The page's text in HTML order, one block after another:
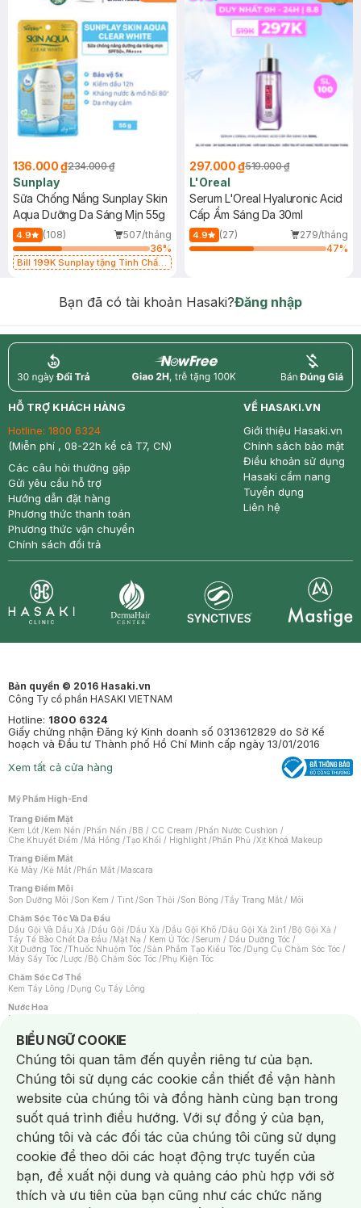
136.000 ₫234.000 ₫
Sunplay
Sữa Chống Nắng Sunplay Skin
Aqua Dưỡng Da Sáng Mịn 55g
4.9 (108)
507/tháng
36%
Bill 199K Sunplay tặng Tinh Chất
297.000 ₫519.000 ₫
L'Oreal
Serum L'Oreal Hyaluronic Acid
Cấp Ẩm Sáng Da 30ml
4.9 (27)
279/tháng
47%
Bạn đã có tài khoản Hasaki?Đăng nhập
return nowfree price
HỖ TRỢ KHÁCH HÀNG
Hotline: 1800 6324
(Miễn phí , 08-22h kể cả T7, CN)
Các câu hỏi thường gặp
Gửi yêu cầu hỗ trợ
Hướng dẫn đặt hàng
Phương thức thanh toán
Phương thức vận chuyển
Chính sách đổi trả
VỀ HASAKI.VN
Giới thiệu Hasaki.vn
Chính sách bảo mật
Điều khoản sử dụng
Hasaki cẩm nang
Tuyển dụng
Liên hệ
Bản quyền © 2016 Hasaki.vn
Công Ty cổ phần HASAKI VIETNAM
Hotline: 1800 6324
Giấy chứng nhận Đăng ký Kinh doanh số 0313612829 do Sở Kế
hoạch và Đầu tư Thành phố Hồ Chí Minh cấp ngày 13/01/2016
Xem tất cả cửa hàng
Mỹ Phẩm High-End
Trang Điểm Mặt
Kem Lót /Kem Nền /Phấn Nền /BB / CC Cream /Phấn Nước Cushion /
Che Khuyết Điểm /Má Hồng /Tạo Khối / Highlight /Phấn Phủ /Xịt Khoá Makeup
Trang Điểm Mắt
Kẻ Mày /Kẻ Mắt /Phấn Mắt /Mascara
Trang Điểm Môi
Son Dưỡng Môi /Son Kem / Tint /Son Thỏi /Son Bóng /Tẩy Trang Mắt / Môi
Chăm Sóc Tóc Và Da Đầu
Dầu Gội Và Dầu Xả /Dầu Gội /Dầu Xả /Dầu Gội Khô /Dầu Gội Xả 2in1 /Bộ Gội Xả /
Tẩy Tế Bào Chết Da Đầu /Mặt Nạ / Kem Ủ Tóc /Serum / Dầu Dưỡng Tóc /
Xịt Dưỡng Tóc /Thuốc Nhuộm Tóc /Sản Phẩm Tạo Kiểu Tóc /Dụng Cụ Chăm Sóc Tóc /
Máy Sấy Tóc /Lược /Bộ Chăm Sóc Tóc /Phụ Kiện Tóc
Chăm Sóc Cơ Thể
Kem Tẩy Lông /Dụng Cụ Tẩy Lông
Nước Hoa
Nước Hoa Nữ
Chăm Sóc Cá Nhân
Chống Muỗi /Khẩu Trang /Máy Massage/Mặt Nạ Xông Hơi /Nước Rửa Tay/
Sản Phẩm Chăm Sóc Khác /Bàn Chải Đánh Răng /Bàn Chải Điện/
Hỗ Trợ Trắng Răng/Kem Đánh Răng /Máy Tăm Nước/ Nước Súc Miệng/
Tăm / Chỉ Nha Khoa/ Xịt Thơm Miệng / Dung Dịch Vệ Sinh/Dưỡng Vùng Kín/
Khăn Ướt Vệ Sinh Vùng Kín/Băng Vệ Sinh/Tampon/Bọt Cạo Râu /Dao Cạo Râu/
Máy Cạo Râu
Vấn Đề Về Da
Da Dầu / Lỗ Chân Lông To/ Da Khô / Mất Nước/ Da Lão Hóa/ Da Mụn/
Da Nhạy Cảm / Kích Ứng
Da Xỉn Màu Thâm / Nám / Tàn Nhang
Quầng Thâm & Bọng Mắt /Sẹo /Viêm Da Cơ Địa
Dụng Cụ / Phụ Kiện Chăm Sóc Da
Bông Tẩy Trang
Khăn Lau Mặt Khô Dụng Cụ / Máy Rửa Mặt Máy Chăm Sóc Da
Dụng Cụ Chăm Sóc Khác
BIỂU NGỮ COOKIE
Notice about cookies usage
Chúng tôi quan tâm đến quyền riêng tư của bạn.
Chúng tôi sử dụng các cookie cần thiết để vận hành
website của chúng tôi và đồng hành cùng bạn trong
suốt quá trình điều hướng. Với sự đồng ý của bạn,
chúng tôi và các đối tác của chúng tôi cũng sử dụng
cookie để theo dõi các hoạt động trực tuyến của
bạn, đề xuất nội dung và quảng cáo phù hợp với sở
thích và ưu tiên của bạn cũng như các chức năng